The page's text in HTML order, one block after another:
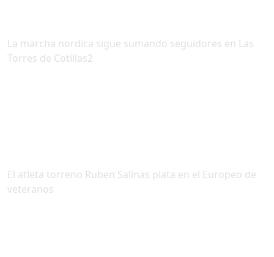
La marcha nordica sigue sumando seguidores en Las
Torres de Cotillas2
El atleta torreno Ruben Salinas plata en el Europeo de
veteranos